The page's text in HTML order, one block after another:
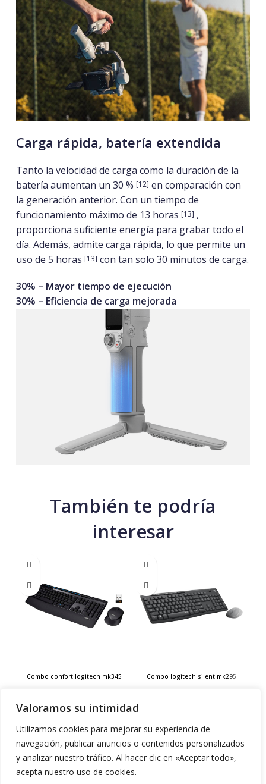
Valoramos su intimidad
Utilizamos cookies para mejorar su experiencia de
navegación, publicar anuncios o contenidos personalizados
y analizar nuestro tráfico. Al hacer clic en «Aceptar todo»,
acepta nuestro uso de cookies.
Carga rápida, batería extendida
Tanto la velocidad de carga como la duración de la
batería aumentan un 30 % [12] en comparación con
la generación anterior. Con un tiempo de
funcionamiento máximo de 13 horas [13] ,
proporciona suficiente energía para grabar todo el
día. Además, admite carga rápida, lo que permite un
uso de 5 horas [13] con tan solo 30 minutos de carga.
30% – Mayor tiempo de ejecución
30% – Eficiencia de carga mejorada
También te podría
interesar
Combo confort logitech mk345
$150.000
Añadir al carrito
Combo logitech silent mk295
Añadir al carrito